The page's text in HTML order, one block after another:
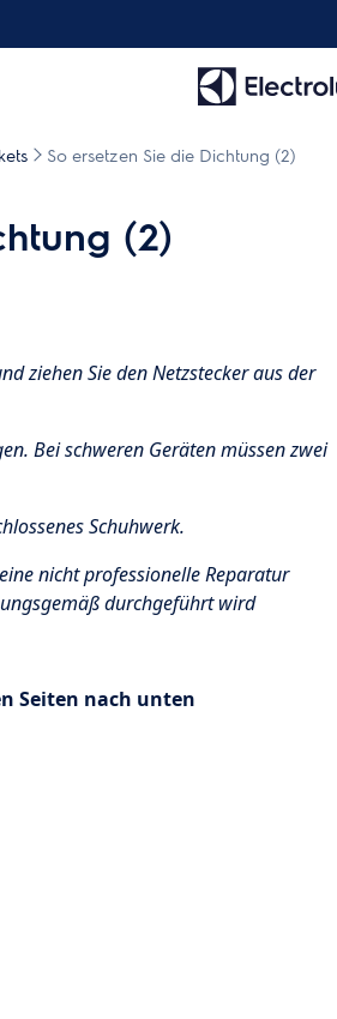
So ersetzen Sie die Dichtung (2)
(2)
ziehen Sie den Netzstecker aus der
Bei schweren Geräten müssen zwei
Schuhwerk.
nicht professionelle Reparatur
durchgeführt wird
Seiten nach unten